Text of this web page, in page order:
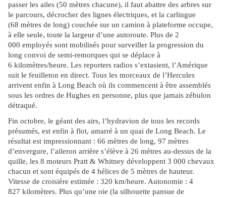
passer les ailes (50 mètres chacune), il faut abattre des arbres sur
le parcours, décrocher des lignes électriques, et la carlingue
(68 mètres de long) couchée sur un camion à plateforme occupe,
à elle seule, toute la largeur d’une autoroute. Plus de 2
000 employés sont mobilisés pour surveiller la progression du
long convoi de semi-remorques qui se déplace à
6 kilomètres/heure. Les reporters radios s’extasient, l’Amérique
suit le feuilleton en direct. Tous les morceaux de l’Hercules
arrivent enfin à Long Beach où ils commencent à être assemblés
sous les ordres de Hughes en personne, plus que jamais zébulon
détraqué.
Fin octobre, le géant des airs, l’hydravion de tous les records
présumés, est enfin à flot, amarré à un quai de Long Beach. Le
résultat est impressionnant : 66 mètres de long, 97 mètres
d’envergure, l’aileron arrière s’élève à 26 mètres au-dessus de la
quille, les 8 moteurs Pratt & Whitney développent 3 000 chevaux
chacun et sont équipés de 4 hélices de 5 mètres de hauteur.
Vitesse de croisière estimée : 320 km/heure. Autonomie : 4
827 kilomètres. Plus qu’une oie (la silhouette pansue de